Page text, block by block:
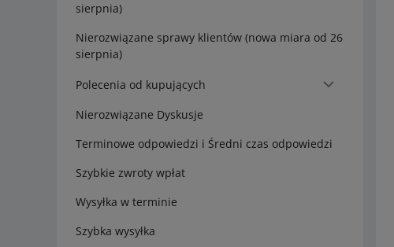
sierpnia)
Nierozwiązane sprawy klientów (nowa miara od 26
sierpnia)
Polecenia od kupujących
Nierozwiązane Dyskusje
Terminowe odpowiedzi i Średni czas odpowiedzi
Szybkie zwroty wpłat
Wysyłka w terminie
Szybka wysyłka